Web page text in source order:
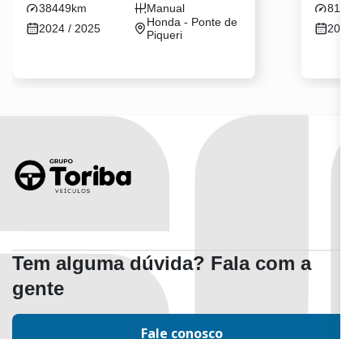
38449km
Manual
2024 / 2025
Honda - Ponte de
Piqueri
2018 /
Tem alguma dúvida? Fala com a
gente
Fale conosco